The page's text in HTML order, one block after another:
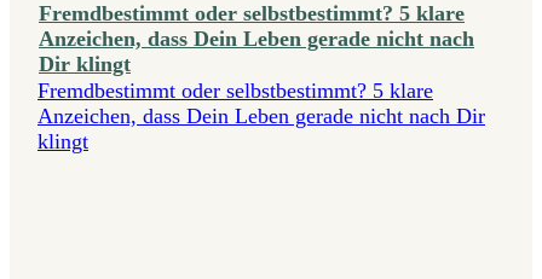
Fremdbestimmt oder selbstbestimmt? 5 klare
Anzeichen, dass Dein Leben gerade nicht nach
Dir klingt
Fremdbestimmt oder selbstbestimmt? 5 klare
Anzeichen, dass Dein Leben gerade nicht nach Dir
klingt